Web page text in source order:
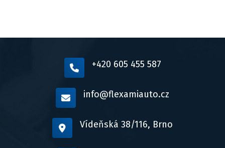
+420 605 455 587
info@flexamiauto.cz
Vídeňská 38/116, Brno